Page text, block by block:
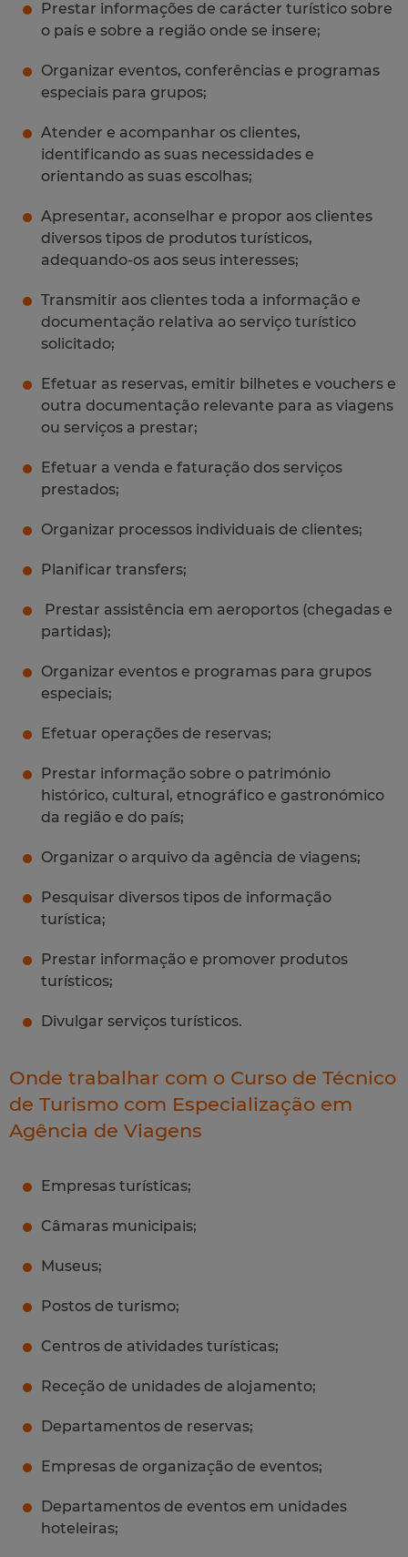
Prestar informações de carácter turístico sobre
o país e sobre a região onde se insere;
Organizar eventos, conferências e programas
especiais para grupos;
Atender e acompanhar os clientes,
identificando as suas necessidades e
orientando as suas escolhas;
Apresentar, aconselhar e propor aos clientes
diversos tipos de produtos turísticos,
adequando-os aos seus interesses;
Transmitir aos clientes toda a informação e
documentação relativa ao serviço turístico
solicitado;
Efetuar as reservas, emitir bilhetes e vouchers e
outra documentação relevante para as viagens
ou serviços a prestar;
Efetuar a venda e faturação dos serviços
prestados;
Organizar processos individuais de clientes;
Planificar transfers;
Prestar assistência em aeroportos (chegadas e
partidas);
Organizar eventos e programas para grupos
especiais;
Efetuar operações de reservas;
Prestar informação sobre o património
histórico, cultural, etnográfico e gastronómico
da região e do país;
Organizar o arquivo da agência de viagens;
Pesquisar diversos tipos de informação
turística;
Prestar informação e promover produtos
turísticos;
Divulgar serviços turísticos.
Onde trabalhar com o Curso de Técnico
de Turismo com Especialização em
Agência de Viagens
Empresas turísticas;
Câmaras municipais;
Museus;
Postos de turismo;
Centros de atividades turísticas;
Receção de unidades de alojamento;
Departamentos de reservas;
Empresas de organização de eventos;
Departamentos de eventos em unidades
hoteleiras;